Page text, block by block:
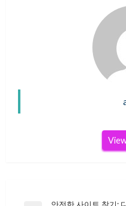
안전한 사이트 찾기: